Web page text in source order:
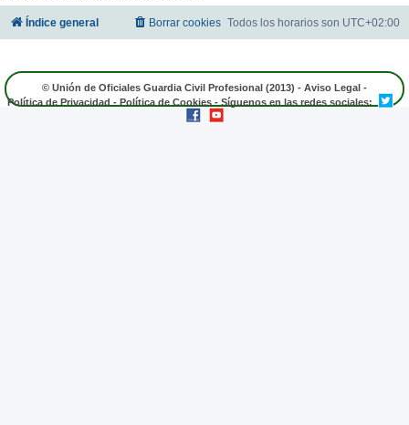
Índice general Todos los horarios son UTC+02:00
Borrar cookies
© Unión de Oficiales Guardia Civil Profesional (2013) - Aviso Legal -
Política de Privacidad - Política de Cookies - Síguenos en las redes sociales: